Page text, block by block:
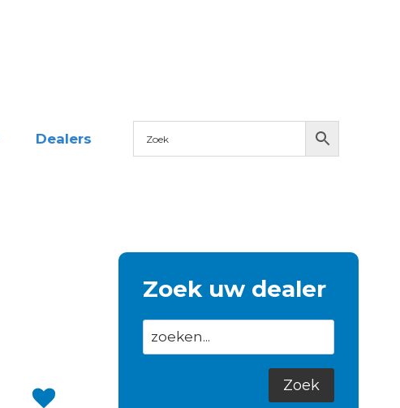
Dealers
Zoek uw dealer